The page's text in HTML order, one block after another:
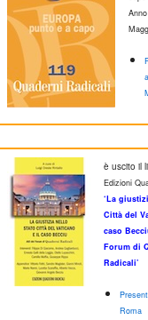
M
è uscito il
Edizioni
‘La
Città del
caso
Forum di
Radicali’
Roma